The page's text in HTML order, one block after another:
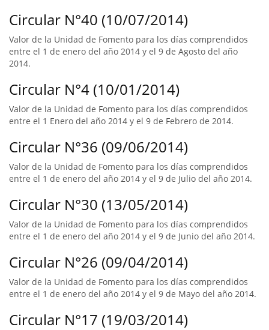
Circular N°40 (10/07/2014)
Valor de la Unidad de Fomento para los días comprendidos
entre el 1 de enero del año 2014 y el 9 de Agosto del año
2014.
Circular N°4 (10/01/2014)
Valor de la Unidad de Fomento para los días comprendidos
entre el 1 Enero del año 2014 y el 9 de Febrero de 2014.
Circular N°36 (09/06/2014)
Valor de la Unidad de Fomento para los días comprendidos
entre el 1 de enero del año 2014 y el 9 de Julio del año 2014.
Circular N°30 (13/05/2014)
Valor de la Unidad de Fomento para los días comprendidos
entre el 1 de enero del año 2014 y el 9 de Junio del año 2014.
Circular N°26 (09/04/2014)
Valor de la Unidad de Fomento para los días comprendidos
entre el 1 de enero del año 2014 y el 9 de Mayo del año 2014.
Circular N°17 (19/03/2014)